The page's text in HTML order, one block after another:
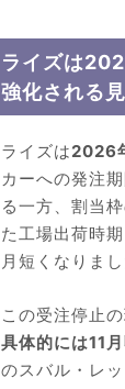
ライズは
強化される
ライズは2026
カーへの発注
る一方、割当
た工場出荷時
月短くなりま
この受注停止
具体的には11
のスバル・レ